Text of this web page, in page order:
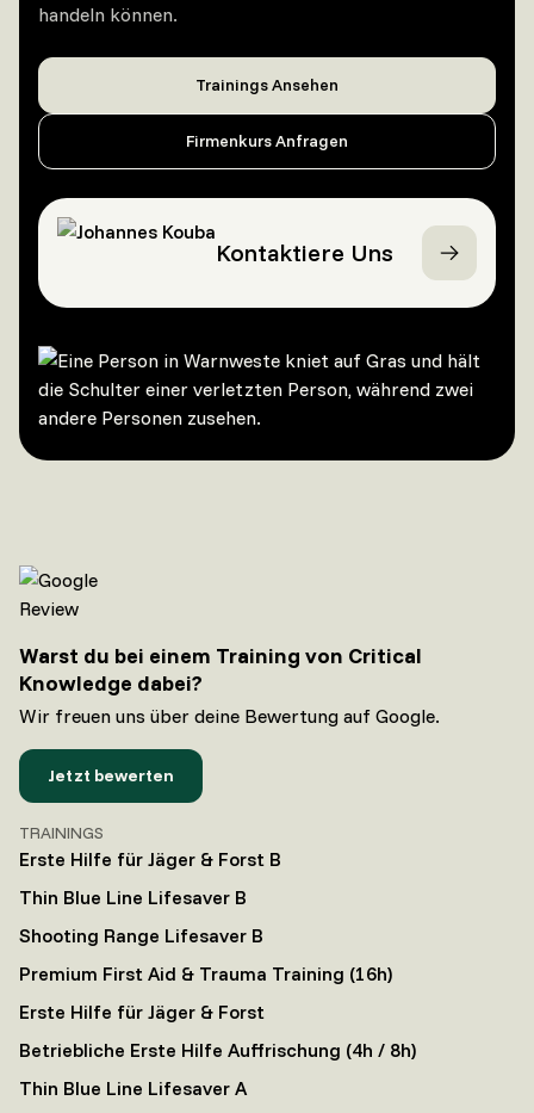
handeln können.
Trainings Ansehen
Firmenkurs Anfragen
Kontaktiere Uns
Warst du bei einem Training von Critical
Knowledge dabei?
Wir freuen uns über deine Bewertung auf Google.
Jetzt bewerten
TRAININGS
Erste Hilfe für Jäger & Forst B
Thin Blue Line Lifesaver B
Shooting Range Lifesaver B
Premium First Aid & Trauma Training (16h)
Erste Hilfe für Jäger & Forst
Betriebliche Erste Hilfe Auffrischung (4h / 8h)
Thin Blue Line Lifesaver A